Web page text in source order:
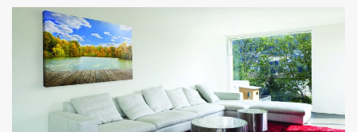
FAÇA UMA IMPRESSÃO
DURADOURA EM TELA DE
QUALIDADE